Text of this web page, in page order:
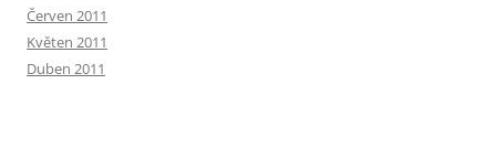
Červen 2011
Květen 2011
Duben 2011